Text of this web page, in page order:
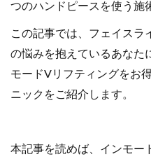
つのハンドピースを使う施
この記事では、フェイスラ
の悩みを抱えているあなた
モードVリフティングをお
ニックをご紹介します。
本記事を読めば、インモー